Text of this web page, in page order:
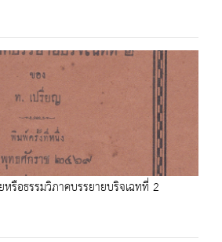
รือธรรมวิภาคบรรยายบริจเฉทที่ 2